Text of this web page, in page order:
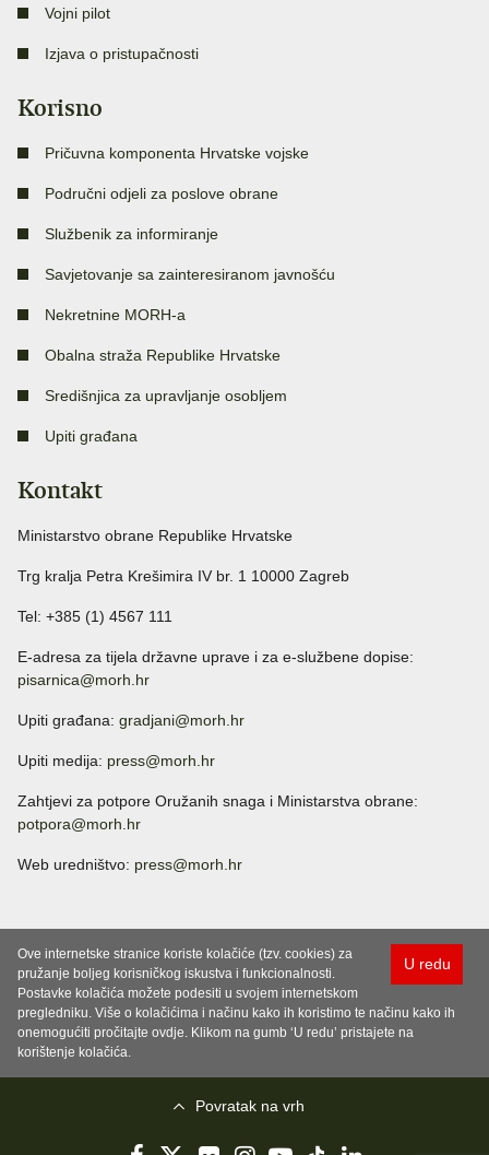
Vojni pilot
Izjava o pristupačnosti
Korisno
Pričuvna komponenta Hrvatske vojske
Područni odjeli za poslove obrane
Službenik za informiranje
Savjetovanje sa zainteresiranom javnošću
Nekretnine MORH-a
Obalna straža Republike Hrvatske
Središnjica za upravljanje osobljem
Upiti građana
Kontakt
Ministarstvo obrane Republike Hrvatske
Trg kralja Petra Krešimira IV br. 1 10000 Zagreb
Tel: +385 (1) 4567 111
E-adresa za tijela državne uprave i za e-službene dopise:
pisarnica@morh.hr
Upiti građana: gradjani@morh.hr
Upiti medija: press@morh.hr
Zahtjevi za potpore Oružanih snaga i Ministarstva obrane:
potpora@morh.hr
Web uredništvo: press@morh.hr
U redu
Ove internetske stranice koriste kolačiće (tzv. cookies) za
pružanje boljeg korisničkog iskustva i funkcionalnosti.
Postavke kolačića možete podesiti u svojem internetskom
pregledniku. Više o kolačićima i načinu kako ih koristimo te načinu kako ih
onemogućiti pročitajte ovdje. Klikom na gumb ‘U redu’ pristajete na
korištenje kolačića.
Povratak na vrh